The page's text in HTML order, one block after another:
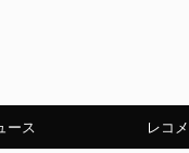
ース レコ